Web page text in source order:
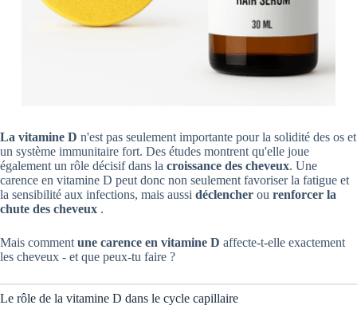
La vitamine D n'est pas seulement importante pour la solidité des os et
un système immunitaire fort. Des études montrent qu'elle joue
également un rôle décisif dans la croissance des cheveux. Une
carence en vitamine D peut donc non seulement favoriser la fatigue et
la sensibilité aux infections, mais aussi déclencher ou renforcer la
chute des cheveux .
Mais comment une carence en vitamine D affecte-t-elle exactement
les cheveux - et que peux-tu faire ?
Le rôle de la vitamine D dans le cycle capillaire